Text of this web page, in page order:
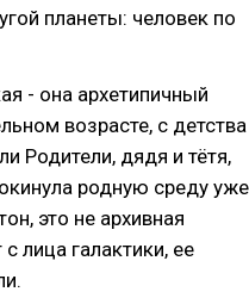
планеты: человек по
- она архетипичный
возрасте, с детства
Родители, дядя и тётя,
родную среду уже
это не архивная
лица галактики, ее